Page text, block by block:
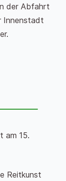
der Abfahrt
Innenstadt
am 15.
Reitkunst